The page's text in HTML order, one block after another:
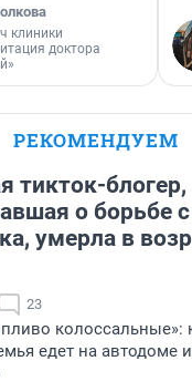
клиники
доктора
РЕКОМЕНДУЕМ
тикток-блогер,
о борьбе
умерла в
23
колоссальные»:
едет на автодоме